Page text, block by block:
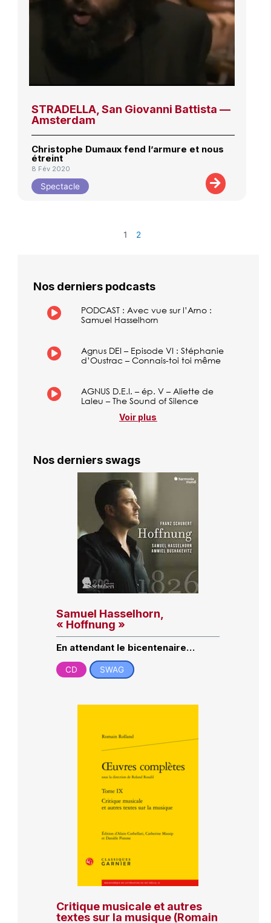
STRADELLA, San Giovanni Battista —
Amsterdam
Christophe Dumaux fend l’armure et nous
étreint
8 Fév 2020
Spectacle
1 2
Nos derniers podcasts
PODCAST : Avec vue sur l’Arno :
Samuel Hasselhorn
Agnus DEI – Episode VI : Stéphanie
d’Oustrac – Connais-toi toi même
AGNUS D.E.I. – ép. V – Aliette de
Laleu – The Sound of Silence
Voir plus
Nos derniers swags
Samuel Hasselhorn,
« Hoffnung »
En attendant le bicentenaire…
CD SWAG
Critique musicale et autres
textes sur la musique (Romain